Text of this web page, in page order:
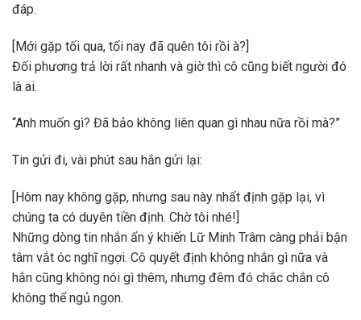
đáp.
[Mới gặp tối qua, tối nay đã quên tôi rồi à?]
Đối phương trả lời rất nhanh và giờ thì cô cũng biết người đó
là ai.
“Anh muốn gì? Đã bảo không liên quan gì nhau nữa rồi mà?”
Tin gửi đi, vài phút sau hắn gửi lại:
[Hôm nay không gặp, nhưng sau này nhất định gặp lại, vì
chúng ta có duyên tiền định. Chờ tôi nhé!]
Những dòng tin nhắn ẩn ý khiến Lữ Minh Trâm càng phải bận
tâm vắt óc nghĩ ngợi. Cô quyết định không nhắn gì nữa và
hắn cũng không nói gì thêm, nhưng đêm đó chắc chắn cô
không thể ngủ ngon.